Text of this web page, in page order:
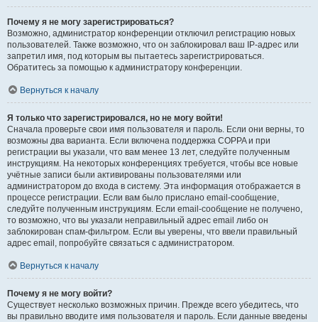
Почему я не могу зарегистрироваться?
Возможно, администратор конференции отключил регистрацию новых
пользователей. Также возможно, что он заблокировал ваш IP-адрес или
запретил имя, под которым вы пытаетесь зарегистрироваться.
Обратитесь за помощью к администратору конференции.
Вернуться к началу
Я только что зарегистрировался, но не могу войти!
Сначала проверьте свои имя пользователя и пароль. Если они верны, то
возможны два варианта. Если включена поддержка COPPA и при
регистрации вы указали, что вам менее 13 лет, следуйте полученным
инструкциям. На некоторых конференциях требуется, чтобы все новые
учётные записи были активированы пользователями или
администратором до входа в систему. Эта информация отображается в
процессе регистрации. Если вам было прислано email-сообщение,
следуйте полученным инструкциям. Если email-сообщение не получено,
то возможно, что вы указали неправильный адрес email либо он
заблокирован спам-фильтром. Если вы уверены, что ввели правильный
адрес email, попробуйте связаться с администратором.
Вернуться к началу
Почему я не могу войти?
Существует несколько возможных причин. Прежде всего убедитесь, что
вы правильно вводите имя пользователя и пароль. Если данные введены